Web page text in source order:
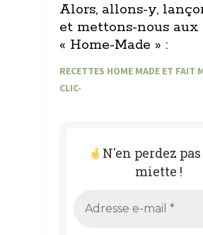
Alors, allons-y,
et mettons-nous
« Home-Made » :
RECETTES HOME MADE ET FAIT
CLIC-
N'en perdez
miette !
e-